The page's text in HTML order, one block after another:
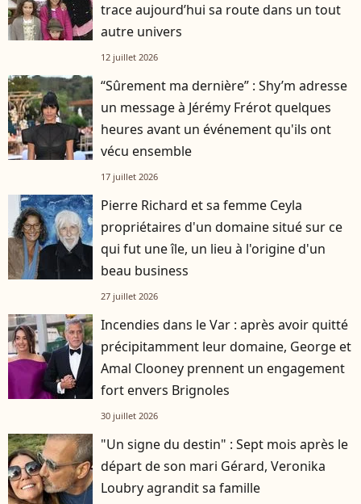
trace aujourd’hui sa route dans un tout
autre univers
12 juillet 2026
“Sûrement ma dernière” : Shy’m adresse
un message à Jérémy Frérot quelques
heures avant un événement qu'ils ont
vécu ensemble
17 juillet 2026
Pierre Richard et sa femme Ceyla
propriétaires d'un domaine situé sur ce
qui fut une île, un lieu à l'origine d'un
beau business
27 juillet 2026
Incendies dans le Var : après avoir quitté
précipitamment leur domaine, George et
Amal Clooney prennent un engagement
fort envers Brignoles
30 juillet 2026
"Un signe du destin" : Sept mois après le
départ de son mari Gérard, Veronika
Loubry agrandit sa famille